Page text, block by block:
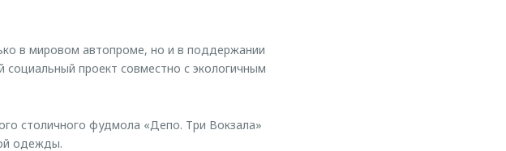
в мировом автопроме, но и в поддержании
проект совместно с экологичным
столичного фудмола «Депо. Три Вокзала»
одежды.